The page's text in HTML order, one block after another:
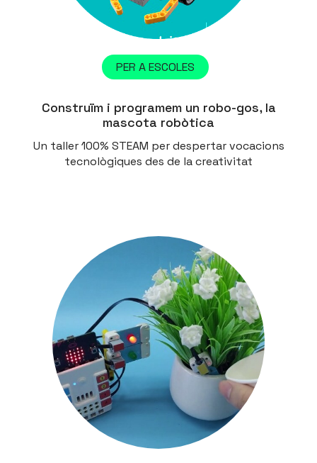
PER A ESCOLES
Construïm i programem un robo-gos, la
mascota robòtica
Un taller 100% STEAM per despertar vocacions
tecnològiques des de la creativitat